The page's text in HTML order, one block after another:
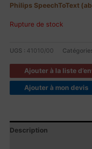
Philips SpeechToText
Rupture de stock
UGS : 41010/00
Ajouter à la liste
Ajouter à mon devis
Description